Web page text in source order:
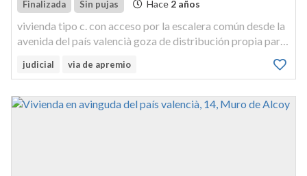
Finalizada Sin pujas Hace 2 años
vivienda tipo c. con acceso por la escalera común desde la
avenida del país valencià goza de distribución propia para
repercusión de elementos comunes, y 100,77 m² útiles,
judicial via de apremio